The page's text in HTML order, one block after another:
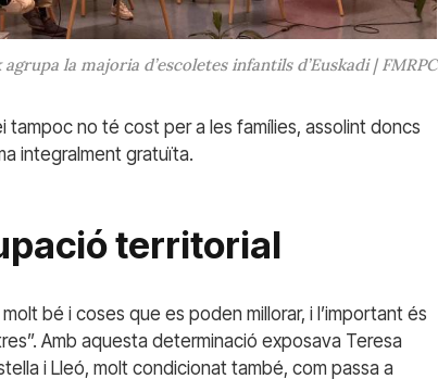
la majoria d’escoletes infantils d’Euskadi | FMRPC
no té cost per a les famílies, assolint doncs
integralment gratuïta.
territorial
bé i coses que es poden millorar, i l’important és
Amb aquesta determinació exposava Teresa
i Lleó, molt condicionat també, com passa a